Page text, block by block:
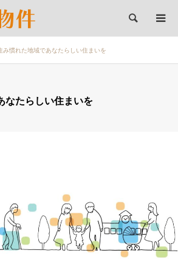
検索
み慣れた地域であなたらしい住まいを
なたらしい住まいを